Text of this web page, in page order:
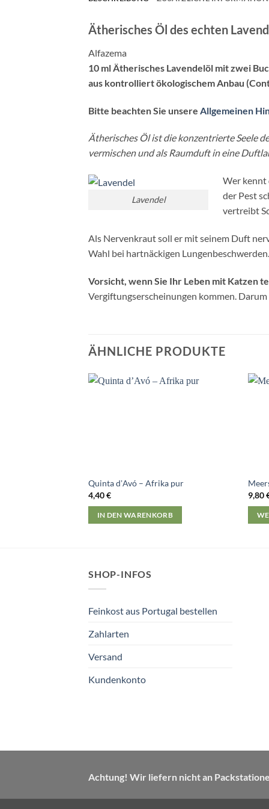
Ätherisches Öl des echten
Alfazema
10 ml Ätherisches Lavendelöl mit zwei
aus kontrolliert ökologischem Anbau
Bitte beachten Sie unsere Allgemeinen
Ätherisches Öl ist die konzentrierte Seele
vermischen und als Raumduft in eine
Lavendel
Wer kennt
der Pest
vertreibt
Als Nervenkraut soll er mit seinem Duft
Wahl bei hartnäckigen Lungenbeschwerden.
Vorsicht, wenn Sie Ihr Leben mit Katzen
Vergiftungserscheinungen kommen.
ÄHNLICHE PRODUKTE
Quinta dʼAvó – Afrika pur
4,40€
IN DEN WARENKORB
9,80
SHOP-INFOS
Feinkost aus Portugal bestellen
Zahlarten
Versand
Kundenkonto
Achtung! Wir liefern nicht an